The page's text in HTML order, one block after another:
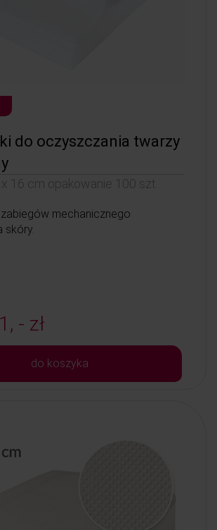
do oczyszczania twarzy
16 cm opakowanie 100 szt.
mechanicznego
skóry.
- zł
do koszyka